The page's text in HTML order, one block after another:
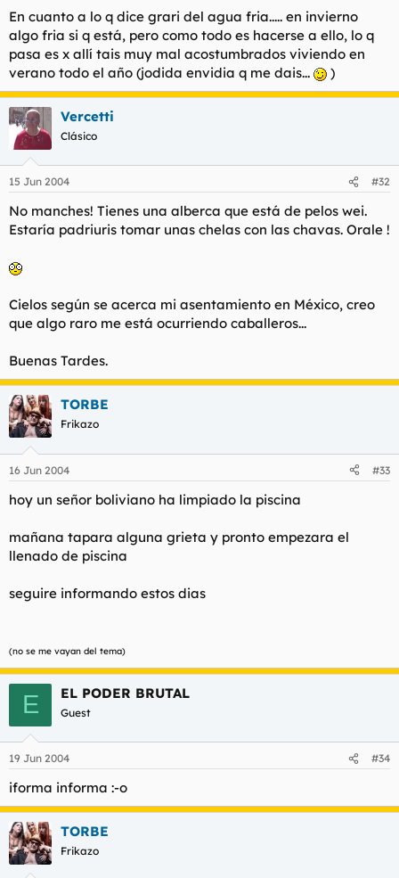
no todos empezamos siendo corcheros 8)
En cuanto a lo q dice grari del agua fria..... en invierno
algo fria si q está, pero como todo es hacerse a ello, lo q
pasa es x allí tais muy mal acostumbrados viviendo en
verano todo el año (jodida envidia q me dais...
)
Vercetti
Clásico
15 Jun 2004 #32
No manches! Tienes una alberca que está de pelos wei.
Estaría padriuris tomar unas chelas con las chavas. Orale !
Cielos según se acerca mi asentamiento en México, creo
que algo raro me está ocurriendo caballeros...
Buenas Tardes.
TORBE
Frikazo
16 Jun 2004 #33
hoy un señor boliviano ha limpiado la piscina
mañana tapara alguna grieta y pronto empezara el
llenado de piscina
seguire informando estos dias
(no se me vayan del tema)
E EL PODER BRUTAL
Guest
19 Jun 2004 #34
iforma informa :-o
TORBE
Frikazo